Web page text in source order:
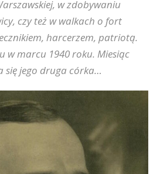
w zdobywaniu
czy też w walkach o fort
harcerzem, patriotą.
w marcu 1940 roku. Miesiąc
się jego druga córka…